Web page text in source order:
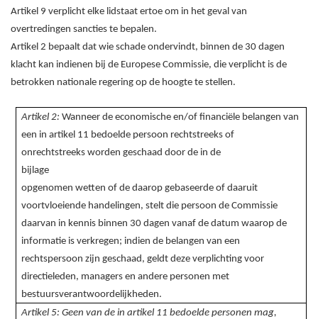
Artikel 9 verplicht elke lidstaat ertoe om in het geval van
overtredingen sancties te bepalen.
Artikel 2 bepaalt dat wie schade ondervindt, binnen de 30 dagen
klacht kan indienen bij de Europese Commissie, die verplicht is de
betrokken nationale regering op de hoogte te stellen.
Artikel 2:Wanneer de economische en/of financiële belangen van
een in artikel 11 bedoelde persoon rechtstreeks of
onrechtstreeks worden geschaad door de in de
bijlage
opgenomen wetten of de daarop gebaseerde of daaruit
voortvloeiende handelingen, stelt die persoon de Commissie
daarvan in kennis binnen 30 dagen vanaf de datum waarop de
informatie is verkregen; indien de belangen van een
rechtspersoon zijn geschaad, geldt deze verplichting voor
directieleden, managers en andere personen met
bestuursverantwoordelijkheden.
Artikel 5: Geen van de in artikel 11 bedoelde personen mag,